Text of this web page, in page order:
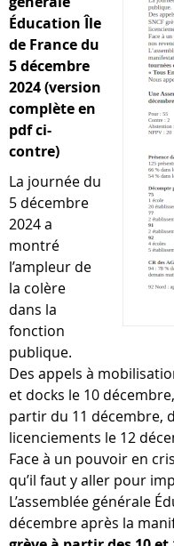
Éducation Île
de France du
5 décembre
2024 (version
complète en
pdf ci-
contre)
La journée du
5 décembre
2024 a
montré
l’ampleur de
la colère
dans la
fonction
publique.
Des appels à
et docks le 10
partir du 11 décembre,
licenciements le 12
Face à un pouvoir en
qu’il faut y aller pour
L’assemblée générale
décembre après la